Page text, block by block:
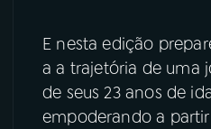
ACOMPANHE A RÁDIO NACIONAL
YouTube
E nesta edição
a a trajetória de uma
de seus 23 anos de
empoderando a